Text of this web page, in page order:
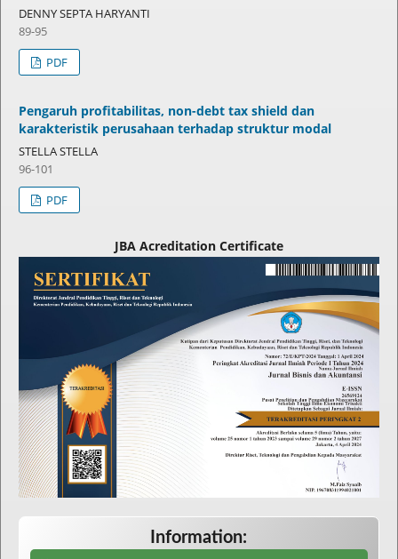
DENNY SEPTA HARYANTI
89-95
PDF
Pengaruh profitabilitas, non-debt tax shield dan
karakteristik perusahaan terhadap struktur modal
STELLA STELLA
96-101
PDF
JBA Acreditation Certificate
Information: